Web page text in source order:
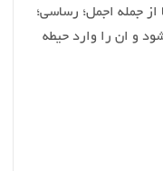
از جمله اجمل؛ رساسی؛
و ان را وارد حیطه